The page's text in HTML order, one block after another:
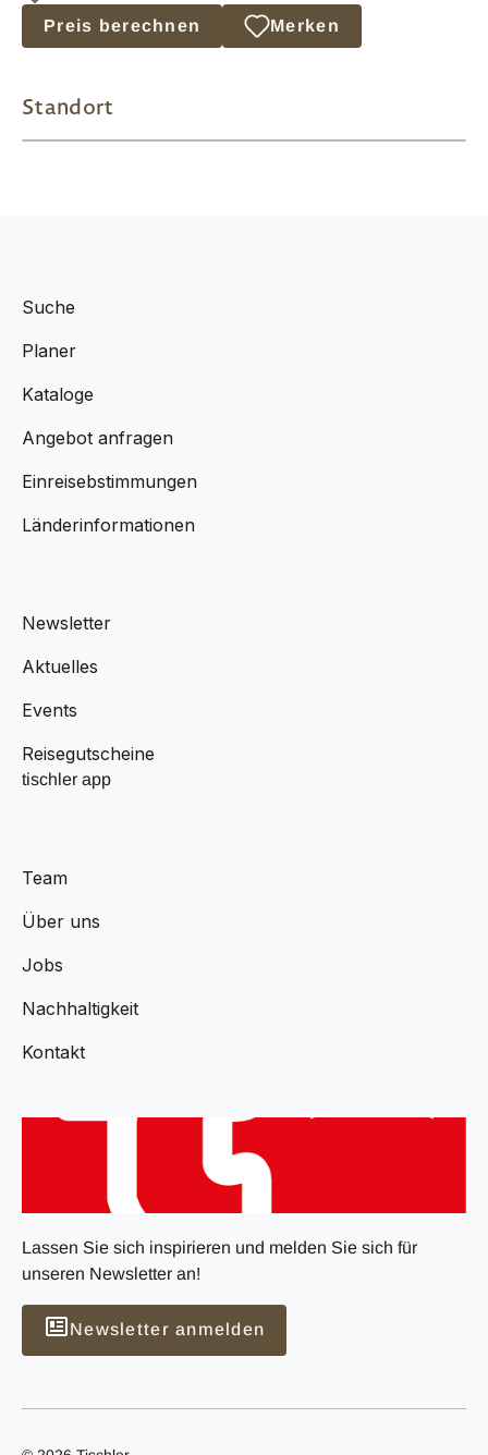
Preis berechnen Merken
Standort
Suche
Planer
Kataloge
Angebot anfragen
Einreisebstimmungen
Länderinformationen
Newsletter
Aktuelles
Events
Reisegutscheine
tischler app
Team
Über uns
Jobs
Nachhaltigkeit
Kontakt
Lassen Sie sich inspirieren und melden Sie sich für
unseren Newsletter an!
Newsletter anmelden